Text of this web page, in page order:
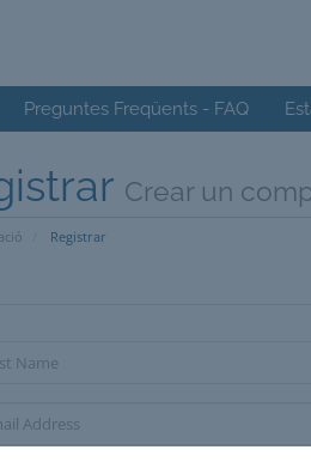
Preguntes Freqüents - FAQ
Crear un
Registrar